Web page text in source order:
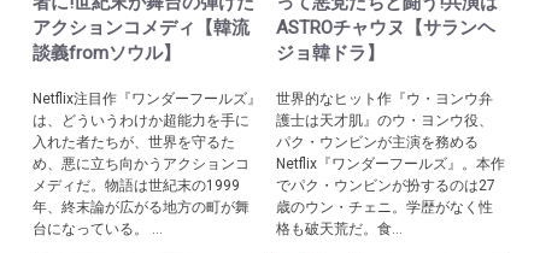
アクションコメディ【韓流
談義fromソウル】
Netflix注目作『ワンダーフールズ』
は、どういうわけか超能力を手に
入れた者たちが、世界を守るた
め、悪に立ち向かうアクションコ
メディだ。物語は世紀末の1999
年、終末論が広がる地方の町が舞
台になっている。 ...
ASTROチャウヌ【サランヘ
ジョ韓ドラ】
世界的なヒット作『ウ・ヨンウ弁
護士は天才肌』のウ・ヨンウ役、
パク・ウンビンが主演を務める
Netflix『ワンダーフールズ』。本作
でパク・ウンビンが扮するのは27
歳のウン・チェニ。学歴がなく性
格も破天荒だ。食...